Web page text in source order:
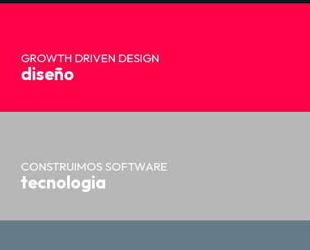
GROWTH DRIVEN DESIGN
diseño
CONSTRUIMOS SOFTWARE
tecnologia